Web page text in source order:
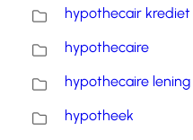
hypothecair krediet
hypothecaire
hypothecaire lening
hypotheek